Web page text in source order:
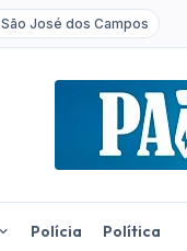
São José dos Campos
Polícia Política